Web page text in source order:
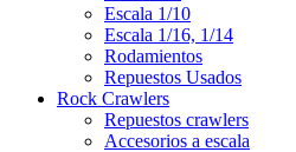
Escala 1/10
Escala 1/16, 1/14
Rodamientos
Repuestos Usados
Rock Crawlers
Repuestos crawlers
Accesorios a escala